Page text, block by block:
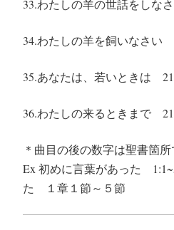
33.わたしの羊の世話をしな
34.わたしの羊を飼いなさい
35.あなたは、若いときは
36.わたしの来るときまで
＊ 曲目の後の数字は聖書箇所
Ex 初めに言葉があった
た １章１節～５節